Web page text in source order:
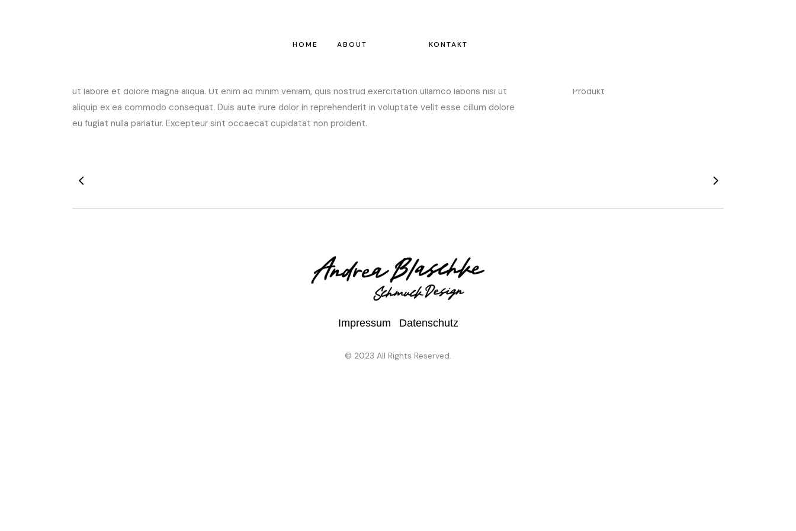
HOME ABOUT KONTAKT
Obstschale aus Aluminium Draht
ut labore et dolore magna aliqua. Ut enim ad minim veniam, quis nostrud exercitation ullamco laboris nisi ut
aliquip ex ea commodo consequat. Duis aute irure dolor in reprehenderit in voluptate velit esse cillum dolore
eu fugiat nulla pariatur. Excepteur sint occaecat cupidatat non proident.
Produkt
Impressum Datenschutz
© 2023 All Rights Reserved.